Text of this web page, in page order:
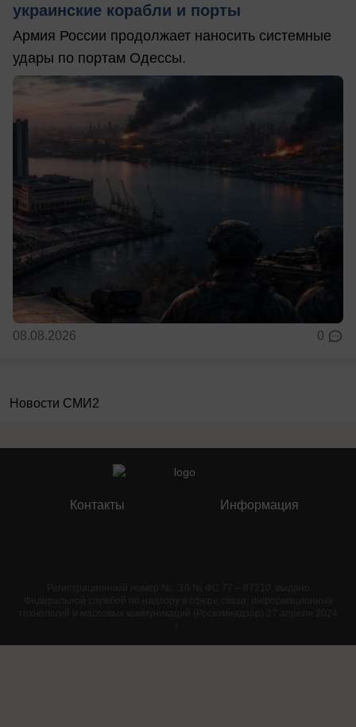
украинские корабли и порты
Армия России продолжает наносить системные
удары по портам Одессы.
08.08.2026 0
Новости СМИ2
Контакты Информация
Регистрационный номер №: ЭЛ № ФС 77 – 87210, выдано
Федеральной службой по надзору в сфере связи, информационных
технологий и массовых коммуникаций (Роскомнадзор) 27 апреля 2024